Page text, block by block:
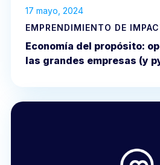
17 mayo, 2024
EMPRENDIMIENTO DE
Economía del propósito:
las grandes empresas (y